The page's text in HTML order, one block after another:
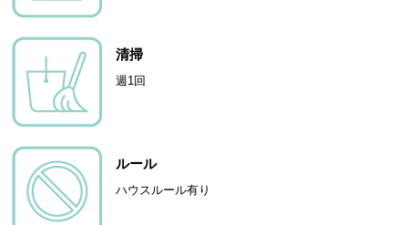
清掃
週1回
ルール
ハウスルール有り